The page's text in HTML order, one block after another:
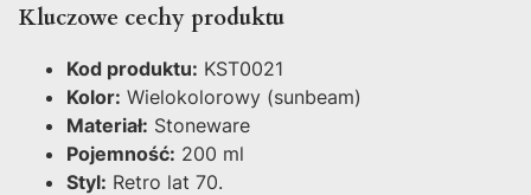
Kluczowe cechy produktu
Kod produktu: KST0021
Kolor: Wielokolorowy (sunbeam)
Materiał: Stoneware
Pojemność: 200 ml
Styl: Retro lat 70.